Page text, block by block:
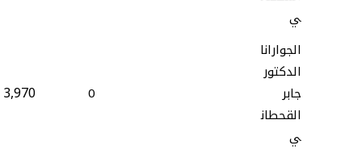
ي
الجوارانا
الدكتور
جابر
القحطان
ي
0
3,970